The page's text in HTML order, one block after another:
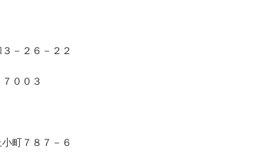
－２６－２２
００３
町７８７－６